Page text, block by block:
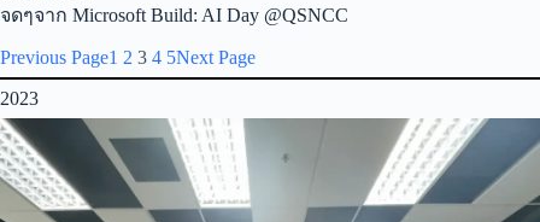
จดๆจาก Microsoft Build: AI Day @QSNCC
Previous Page1 2 3 4 5Next Page
2023